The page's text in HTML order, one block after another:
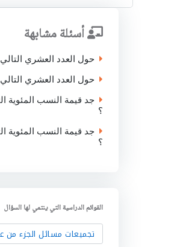
أسئلة مشابهة
حول العدد العشري التالي
حول العدد العشري التالي
؟
؟
القوائم الدراسية التي ينتمي لها السؤال
تجميعات مسائل الجزء